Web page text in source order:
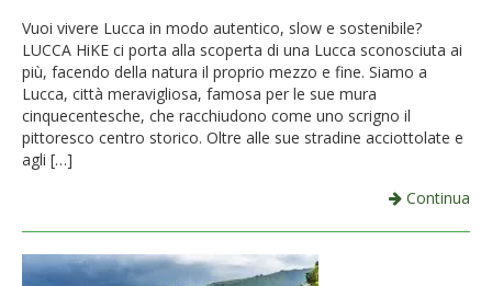
Vuoi vivere Lucca in modo autentico, slow e sostenibile?
LUCCA HiKE ci porta alla scoperta di una Lucca sconosciuta ai
più, facendo della natura il proprio mezzo e fine. Siamo a
Lucca, città meravigliosa, famosa per le sue mura
cinquecentesche, che racchiudono come uno scrigno il
pittoresco centro storico. Oltre alle sue stradine acciottolate e
agli […]
Continua